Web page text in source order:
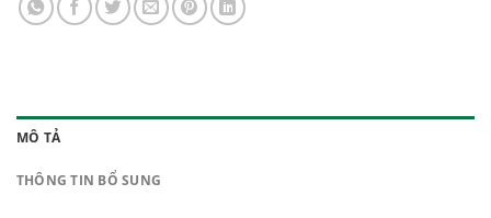
MÔ TẢ
THÔNG TIN BỔ SUNG